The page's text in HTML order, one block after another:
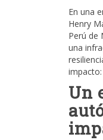
En una
Henry
Perú de
una
Un